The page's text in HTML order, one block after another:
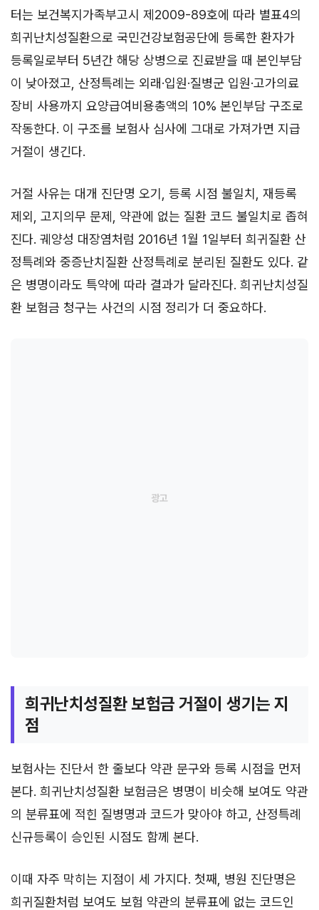
터는 보건복지가족부고시 제2009-89호에 따라 별표4의
희귀난치성질환으로 국민건강보험공단에 등록한 환자가
등록일로부터 5년간 해당 상병으로 진료받을 때 본인부담
이 낮아졌고, 산정특례는 외래·입원·질병군 입원·고가의료
장비 사용까지 요양급여비용총액의 10% 본인부담 구조로
작동한다. 이 구조를 보험사 심사에 그대로 가져가면 지급
거절이 생긴다.
거절 사유는 대개 진단명 오기, 등록 시점 불일치, 재등록
제외, 고지의무 문제, 약관에 없는 질환 코드 불일치로 좁혀
진다. 궤양성 대장염처럼 2016년 1월 1일부터 희귀질환 산
정특례와 중증난치질환 산정특례로 분리된 질환도 있다. 같
은 병명이라도 특약에 따라 결과가 달라진다. 희귀난치성질
환 보험금 청구는 사건의 시점 정리가 더 중요하다.
희귀난치성질환 보험금 거절이 생기는 지
점
보험사는 진단서 한 줄보다 약관 문구와 등록 시점을 먼저
본다. 희귀난치성질환 보험금은 병명이 비슷해 보여도 약관
의 분류표에 적힌 질병명과 코드가 맞아야 하고, 산정특례
신규등록이 승인된 시점도 함께 본다.
이때 자주 막히는 지점이 세 가지다. 첫째, 병원 진단명은
희귀질환처럼 보여도 보험 약관의 분류표에 없는 코드인